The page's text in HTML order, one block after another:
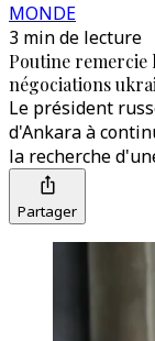
MONDE
3 min de lecture
Poutine remercie
négociations
Le président
d'Ankara à
la recherche
Partager